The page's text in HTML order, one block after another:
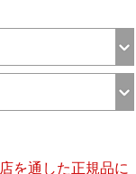
を通した正規品に